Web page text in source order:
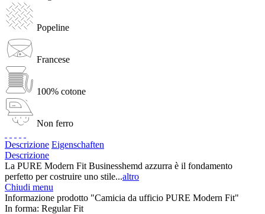
Popeline
Francese
100% cotone
Non ferro
Descrizione Eigenschaften
Descrizione
La PURE Modern Fit Businesshemd azzurra è il fondamento
perfetto per costruire uno stile...altro
Chiudi menu
Informazione prodotto "Camicia da ufficio PURE Modern Fit"
In forma: Regular Fit